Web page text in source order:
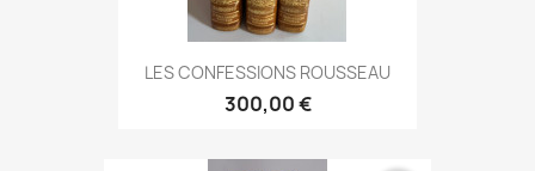
LES CONFESSIONS ROUSSEAU
300,00 €